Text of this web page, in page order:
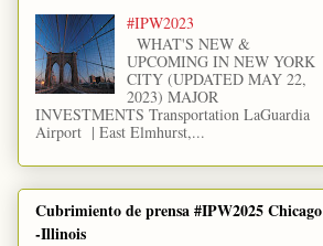
#IPW2023
WHAT'S NEW &
UPCOMING IN NEW YORK
CITY (UPDATED MAY 22,
2023) MAJOR
INVESTMENTS Transportation LaGuardia
Airport | East Elmhurst,...
Cubrimiento de prensa #IPW2025 Chicago
-Illinois